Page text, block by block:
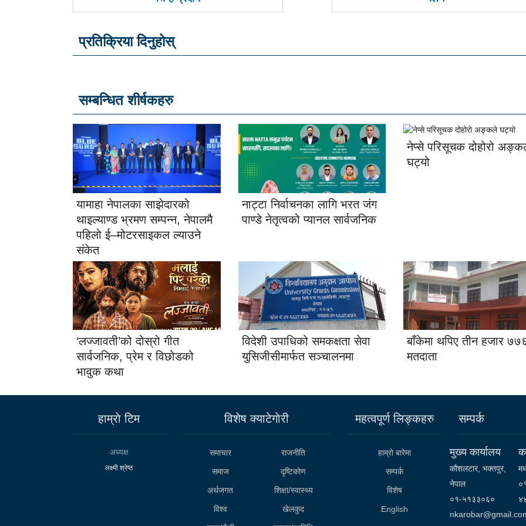
प्रतिक्रिया दिनुहोस्
सम्बन्धित शीर्षकहरु
यामाहा नेपालका साझेदारको
थाइल्याण्ड भ्रमण सम्पन्न, नेपालमै
पहिलो ई–मोटरसाइकल ल्याउने
संकेत
नाट्टा निर्वाचनका लागि भरत जंग
पाण्डे नेतृत्वको प्यानल सार्वजनिक
नेप्से परिसूचक दोहोरो
घट्यो
‘लज्जावती’को दोस्रो गीत
सार्वजनिक, प्रेम र विछोडको
भावुक कथा
विदेशी उपाधिको समकक्षता सेवा
युसिजीसीमार्फत सञ्चालनमा
बाँकेमा थपिए तीन हजार
मतदाता
हाम्राे टिम
अध्यक्ष
लक्ष्मी श्रेष्ठ
विशेष क्याटेगाेरी
समाचार
राजनीति
समाज
दृष्टिकोण
अर्थजगत
शिक्षा/स्वास्थ्य
विश्व
खेलकुद
महत्वपूर्ण लिङ्कहरु
हाम्राे बारेमा
सम्पर्क
विशेष
English
सम्पर्क
मुख्य कार्यालय
कौशलटार, भक्तपुर,
नेपाल
०१-५१३३०६०